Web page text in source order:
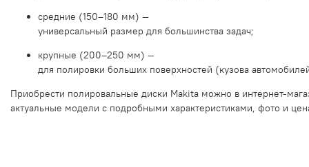
средние (150–180 мм) —
универсальный размер для большинства задач;
крупные (200–250 мм) —
для полировки больших поверхностей (кузова
Приобрести полировальные диски Makita можно в
актуальные модели с подробными характеристиками, фото и